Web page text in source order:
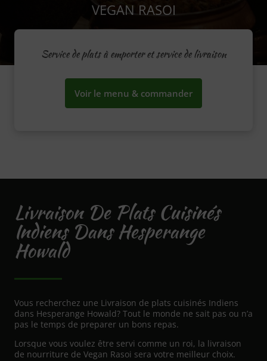
VEGAN RASOI
Service de plats à emporter et service de livraison
Voir le menu & commander
Livraison De Plats Cuisinés
Indiens Dans Hesperange
Howald
Vous recherchez une Livraison de plats cuisinés Indiens
dans Hesperange Howald? Tout le monde ne sait pas ou n’a
pas le temps de preparer un bons repas.
Lorsque vous voulez être servi comme un roi, la livraison
de nourriture de Vegan Rasoi sera votre meilleur choix.